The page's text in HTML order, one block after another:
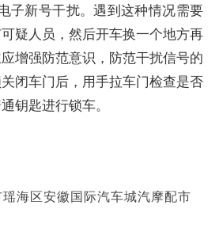
子新号干扰。遇到这种情况需要
疑人员，然后开车换一个地方再
增强防范意识，防范干扰信号的
闭车门后，用手拉车门检查是否
钥匙进行锁车。
海区安徽国际汽车城汽摩配市